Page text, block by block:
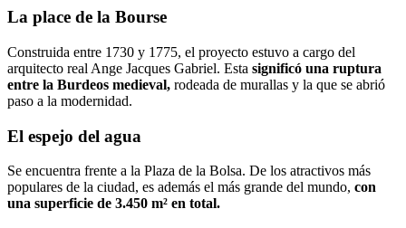
La place de la Bourse
Construida entre 1730 y 1775, el proyecto estuvo a cargo del
arquitecto real Ange Jacques Gabriel. Esta significó una ruptura
entre la Burdeos medieval, rodeada de murallas y la que se abrió
paso a la modernidad.
El espejo del agua
Se encuentra frente a la Plaza de la Bolsa. De los atractivos más
populares de la ciudad, es además el más grande del mundo, con
una superficie de 3.450 m² en total.